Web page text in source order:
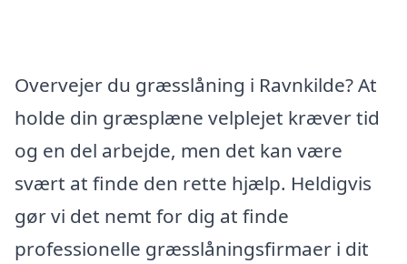
Overvejer du græsslåning i Ravnkilde? At
holde din græsplæne velplejet kræver tid
og en del arbejde, men det kan være
svært at finde den rette hjælp. Heldigvis
gør vi det nemt for dig at finde
professionelle græsslåningsfirmaer i dit